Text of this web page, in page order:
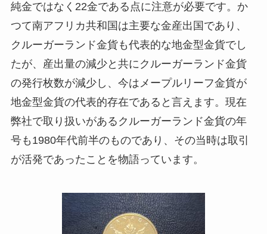
純金ではなく22金である点に注意が必要です。か
つて南アフリカ共和国は主要な金産出国であり、
クルーガーランド金貨も代表的な地金型金貨でし
たが、産出量の減少と共にクルーガーランド金貨
の発行枚数が減少し、今はメープルリーフ金貨が
地金型金貨の代表的存在であると言えます。現在
弊社で取り扱いがあるクルーガーランド金貨の年
号も1980年代前半のものであり、その当時は取引
が活発であったことを物語っています。